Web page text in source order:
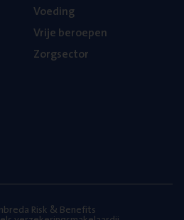
Voe­ding
Vrije beroe­pen
Zorg­sec­tor
Risk & Benefits